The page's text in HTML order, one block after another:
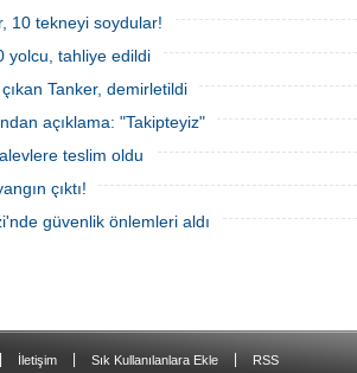
10 tekneyi soydular!
yolcu, tahliye edildi
Tanker, demirletildi
açıklama: "Takipteyiz"
teslim oldu
çıktı!
güvenlik önlemleri aldı
İletişim Sık Kullanılanlara Ekle RSS